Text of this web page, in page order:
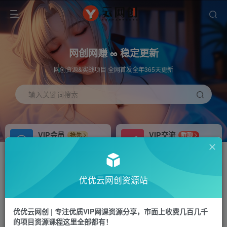
网创网赚 ∞ 稳定更新
网创资源&实战项目 全网首发全年365天更新
输入关键词搜索
VIP会员
抢先
免费下载全站资源
VIP交流
群聊
研究探讨更多创业项目路子。
站长V：hu91275
推荐
首页 冒泡网 正文
优优云网创资源站
优优云网创 | 专注优质VIP网课资源分享，市面上收费几百几千
的项目资源课程这里全部都有！